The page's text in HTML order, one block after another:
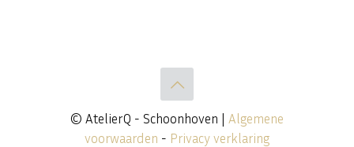
© AtelierQ - Schoonhoven | Algemene
voorwaarden - Privacy verklaring